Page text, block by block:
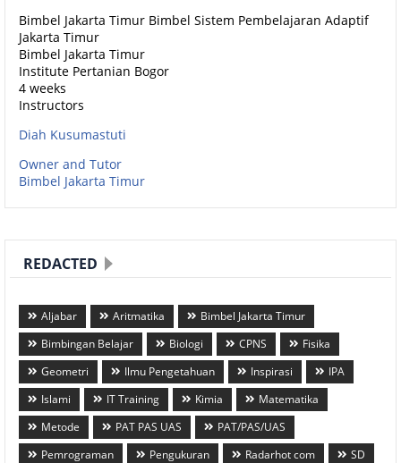
Bimbel Jakarta Timur Bimbel Sistem Pembelajaran Adaptif
Jakarta Timur
Bimbel Jakarta Timur
Institute Pertanian Bogor
4 weeks
Instructors
Diah Kusumastuti
Owner and Tutor
Bimbel Jakarta Timur
REDACTED
Aljabar Aritmatika
Bimbel Jakarta Timur
Bimbingan Belajar
Biologi CPNS
Fisika
Geometri
Ilmu Pengetahuan Inspirasi
IPA
Islami
IT Training Kimia
Matematika
Metode
PAT PAS UAS
PAT/PAS/UAS
Pemrograman
Pengukuran Radarhot com
SD